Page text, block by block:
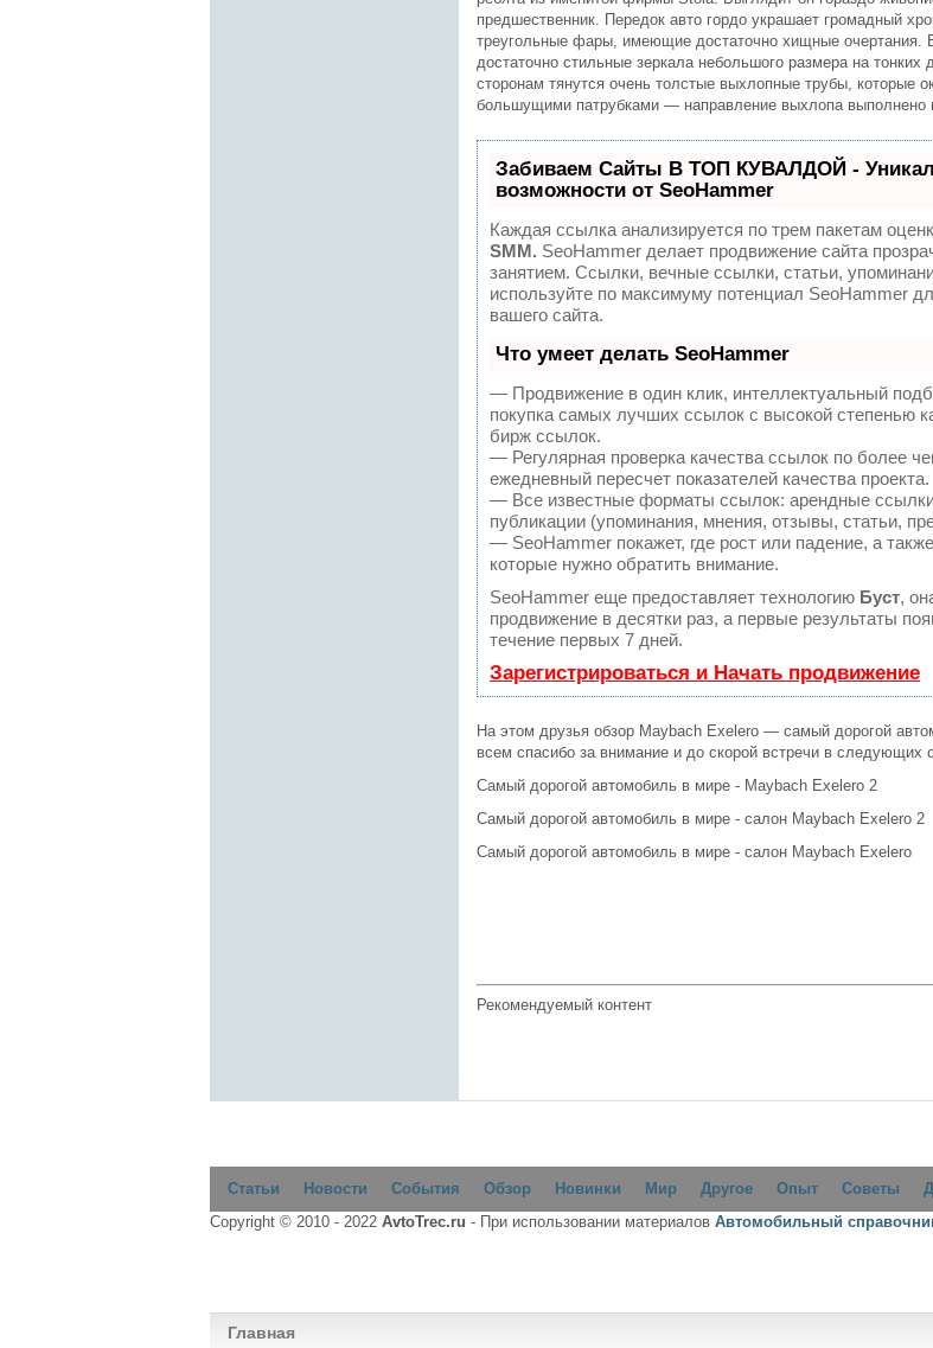
предшественник. Передок авто гордо украшает громадный
треугольные фары, имеющие достаточно хищные очертания.
достаточно стильные зеркала небольшого размера на
сторонам тянутся очень толстые выхлопные трубы, которые
большущими патрубками — направление выхлопа выполнено
Забиваем Сайты В ТОП КУВАЛДОЙ -
возможности от SeoHammer
Каждая ссылка анализируется по трем пакетам
SMM. SeoHammer делает продвижение сайта
занятием. Ссылки, вечные ссылки, статьи,
используйте по максимуму потенциал SeoHammer
вашего сайта.
Что умеет делать SeoHammer
— Продвижение в один клик, интеллектуальный
покупка самых лучших ссылок с высокой степенью
бирж ссылок.
— Регулярная проверка качества ссылок по более
ежедневный пересчет показателей качества проекта.
— Все известные форматы ссылок: арендные
публикации (упоминания, мнения, отзывы, статьи,
— SeoHammer покажет, где рост или падение, а
которые нужно обратить внимание.
SeoHammer еще предоставляет технологию Буст,
продвижение в десятки раз, а первые результаты
течение первых 7 дней.
Зарегистрироваться и Начать продвижение
На этом друзья обзор Maybach Exelero — самый дорогой
всем спасибо за внимание и до скорой встречи в следующих
Самый дорогой автомобиль в мире - Maybach Exelero 2
Самый дорогой автомобиль в мире - салон Maybach Exelero 2
Самый дорогой автомобиль в мире - салон Maybach Exelero
Рекомендуемый контент
Статьи Новости События Обзор Новинки Мир Другое Опыт Советы
Copyright © 2010 - 2022 AvtoTrec.ru - При использовании материалов Автомобильный
Главная